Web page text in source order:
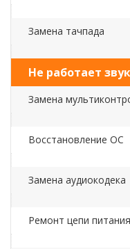
Замена тачпада
Не работает
Замена
Восстановление ОС
Замена аудиокодека
Ремонт цепи питания